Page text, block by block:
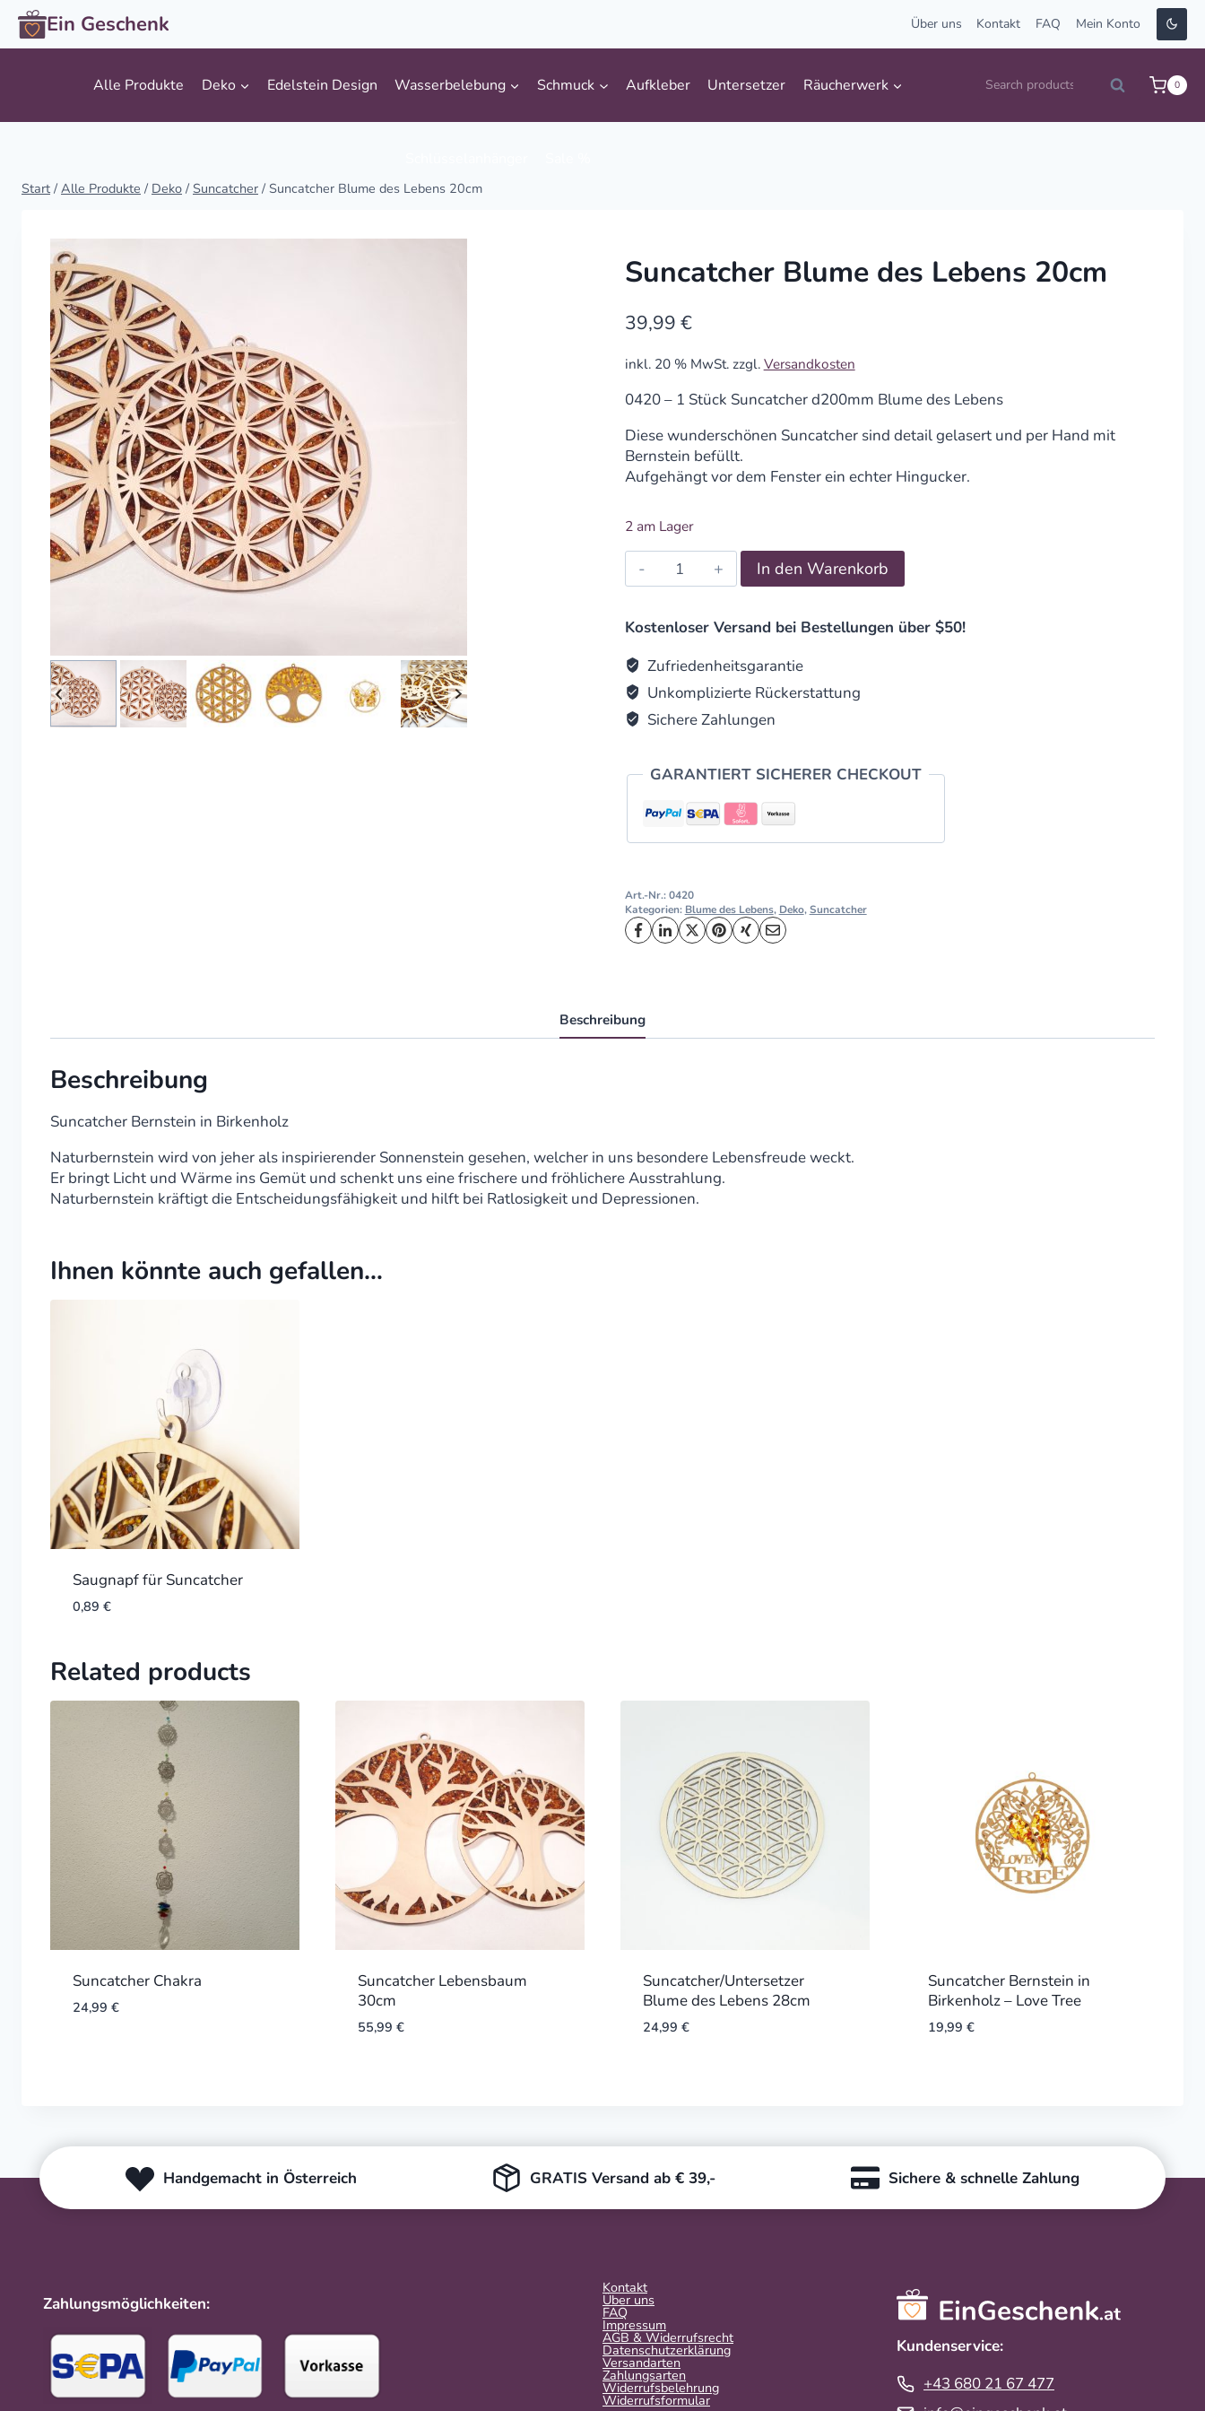
Zum
Inhalt
springen
Ein Geschenk Über uns Kontakt FAQ Mein Konto
Alle Produkte Deko Edelstein Design Wasserbelebung Schmuck Aufkleber Untersetzer Räucherwerk
Suche
Search 0
Start / Alle Produkte / Deko / Suncatcher / Suncatcher Blume des Lebens 20cm
Suncatcher Blume des Lebens 20cm
39,99 €
inkl. 20 % MwSt. zzgl. Versandkosten
0420 – 1 Stück Suncatcher d200mm Blume des Lebens
Diese wunderschönen Suncatcher sind detail gelasert und per Hand mit
Bernstein befüllt.
Aufgehängt vor dem Fenster ein echter Hingucker.
2 am Lager
Suncatcher
Blume
Lebens
quantity
In den Warenkorb
Kostenloser Versand bei Bestellungen über $50!
Zufriedenheitsgarantie
Unkomplizierte Rückerstattung
Sichere Zahlungen
GARANTIERT SICHERER CHECKOUT
Art.-Nr.:0420
Kategorien: Blume des Lebens, Deko,Suncatcher
Beschreibung
Beschreibung
Suncatcher Bernstein in Birkenholz
Naturbernstein wird von jeher als inspirierender Sonnenstein gesehen, welcher in uns besondere Lebensfreude weckt.
Er bringt Licht und Wärme ins Gemüt und schenkt uns eine frischere und fröhlichere Ausstrahlung.
Naturbernstein kräftigt die Entscheidungsfähigkeit und hilft bei Ratlosigkeit und Depressionen.
Ihnen könnte auch gefallen…
Saugnapf für Suncatcher
0,89 €
Related products
Suncatcher Chakra
24,99 €
Suncatcher Lebensbaum
30cm
55,99 €
Suncatcher/Untersetzer
Blume des Lebens 28cm
24,99 €
Suncatcher Bernstein in
Birkenholz – Love Tree
19,99 €
Handgemacht in Österreich GRATIS Versand ab € 39,- Sichere & schnelle Zahlung
Zahlungsmöglichkeiten:
Kontakt
Über uns
FAQ
Impressum
AGB & Widerrufsrecht
Datenschutzerklärung
Versandarten
Zahlungsarten
Widerrufsbelehrung
Widerrufs­formular
Kundenservice:
+43 680 21 67 477